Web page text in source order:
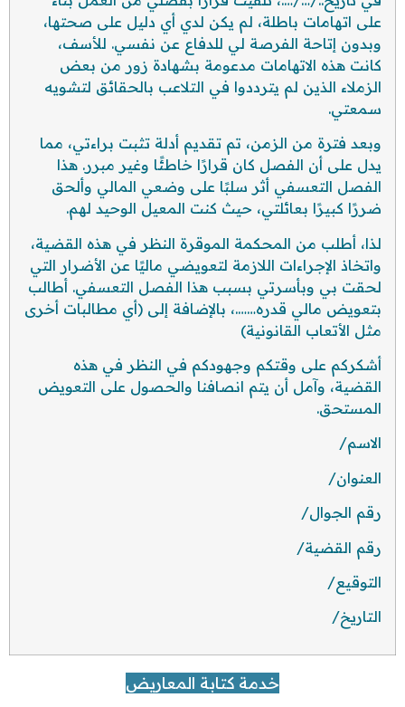
على اتهامات باطلة، لم يكن لدي أي دليل على صحتها،
وبدون إتاحة الفرصة لي للدفاع عن نفسي. للأسف،
كانت هذه الاتهامات مدعومة بشهادة زور من بعض
الزملاء الذين لم يترددوا في التلاعب بالحقائق لتشويه
سمعتي.
وبعد فترة من الزمن، تم تقديم أدلة تثبت براءتي، مما
يدل على أن الفصل كان قرارًا خاطئًا وغير مبرر. هذا
الفصل التعسفي أثر سلبًا على وضعي المالي وألحق
ضررًا كبيرًا بعائلتي، حيث كنت المعيل الوحيد لهم.
لذا، أطلب من المحكمة الموقرة النظر في هذه القضية،
واتخاذ الإجراءات اللازمة لتعويضي ماليًا عن الأضرار التي
لحقت بي وبأسرتي بسبب هذا الفصل التعسفي. أطالب
بتعويض مالي قدره…….، بالإضافة إلى (أي مطالبات أخرى
مثل الأتعاب القانونية)
أشكركم على وقتكم وجهودكم في النظر في هذه
القضية، وآمل أن يتم انصافنا والحصول على التعويض
المستحق.
الاسم/
العنوان/
رقم الجوال/
رقم القضية/
التوقيع/
التاريخ/
خدمة كتابة المعاريض